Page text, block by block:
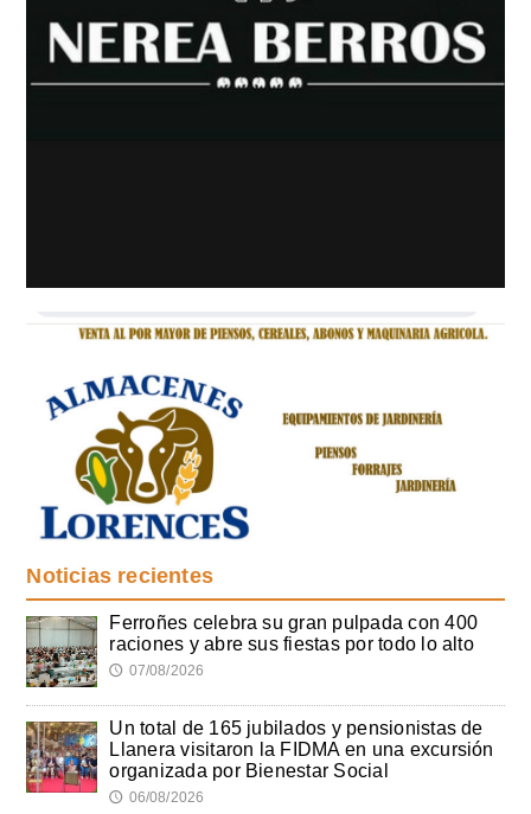
Noticias recientes
Ferroñes celebra su gran pulpada con 400
raciones y abre sus fiestas por todo lo alto
🕔 07/08/2026
Un total de 165 jubilados y pensionistas de
Llanera visitaron la FIDMA en una excursión
organizada por Bienestar Social
🕔 06/08/2026